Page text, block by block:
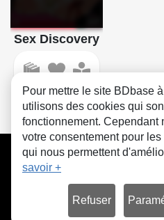
Sex Discovery
CGU FAQ
Pour mettre le site BDbase
utilisons des cookies qui
fonctionnement. Cependant
votre consentement pour
qui nous permettent
savoir +
Refuser